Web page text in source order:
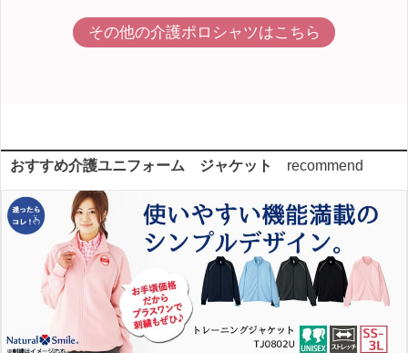
その他の介護ポロシャツはこちら
おすすめ介護ユニフォーム ジャケット recommend